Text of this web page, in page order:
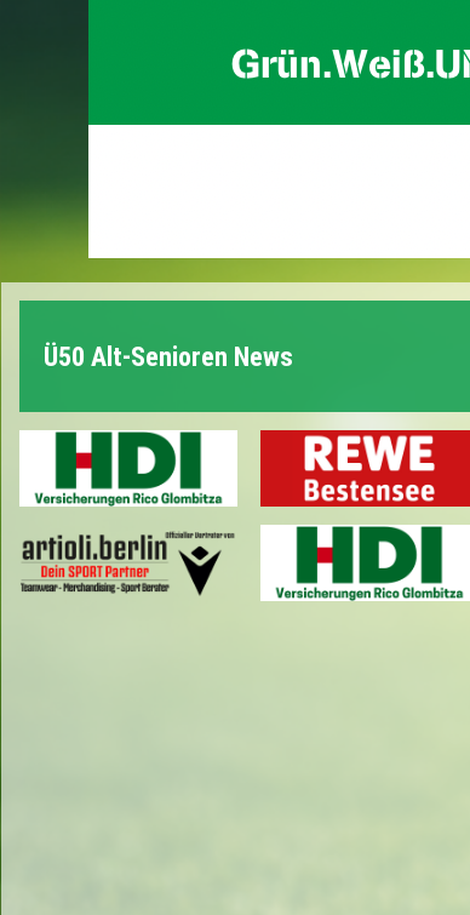
Ü50 Alt-Senioren News